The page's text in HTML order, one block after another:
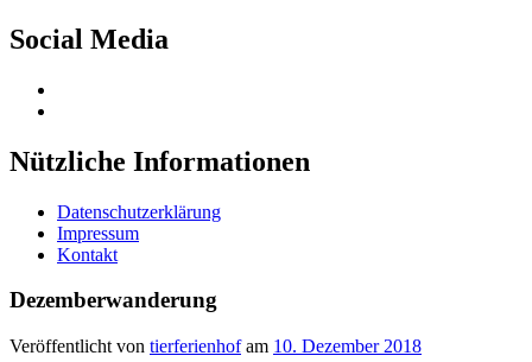
Sidebar
Social Media
auf
Facebook
UCQVS3xQXsZk6bqILkabHDlg
auf
anzeigen
Nützliche Informationen
Datenschutzerklärung
Impressum
Kontakt
Dezemberwanderung
Veröffentlicht von tierferienhofam 10. Dezember 2018